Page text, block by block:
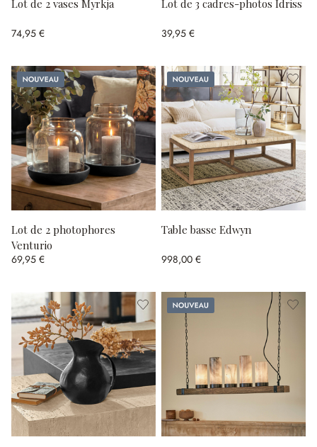
Lot de 2 vases Myrkja
74,95 €
Lot de 3 cadres-photos Idriss
39,95 €
Nouveau
Lot de 2 photophores
Venturio
69,95 €
Nouveau
Table basse Edwyn
998,00 €
Nouveau